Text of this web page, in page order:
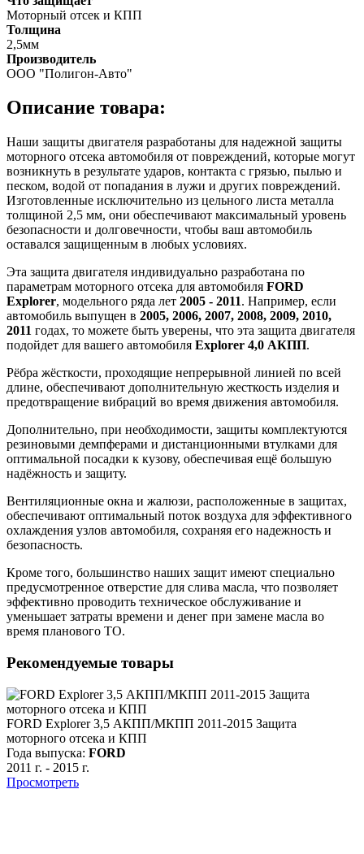
Моторный отсек и КПП
Толщина
2,5мм
Производитель
ООО "Полигон-Авто"
Описание товара:
Наши защиты двигателя разработаны для надежной защиты
моторного отсека автомобиля от повреждений, которые могут
возникнуть в результате ударов, контакта с грязью, пылью и
песком, водой от попадания в лужи и других повреждений.
Изготовленные исключительно из цельного листа металла
толщиной 2,5 мм, они обеспечивают максимальный уровень
безопасности и долговечности, чтобы ваш автомобиль
оставался защищенным в любых условиях.
Эта защита двигателя индивидуально разработана по
параметрам моторного отсека для автомобиля FORD
Explorer, модельного ряда лет 2005 - 2011. Например, если
автомобиль выпущен в 2005, 2006, 2007, 2008, 2009, 2010,
2011 годах, то можете быть уверены, что эта защита двигателя
подойдет для вашего автомобиля Explorer 4,0 АКПП.
Рёбра жёсткости, проходящие непрерывной линией по всей
длине, обеспечивают дополнительную жесткость изделия и
предотвращение вибраций во время движения автомобиля.
Дополнительно, при необходимости, защиты комплектуются
резиновыми демпферами и дистанционными втулками для
оптимальной посадки к кузову, обеспечивая ещё большую
надёжность и защиту.
Вентиляционные окна и жалюзи, расположенные в защитах,
обеспечивают оптимальный поток воздуха для эффективного
охлаждения узлов автомобиля, сохраняя его надежность и
безопасность.
Кроме того, большинство наших защит имеют специально
предусмотренное отверстие для слива масла, что позволяет
эффективно проводить техническое обслуживание и
уменьшает затраты времени и денег при замене масла во
время планового ТО.
Рекомендуемые товары
FORD Explorer 3,5 АКПП/МКПП 2011-2015 Защита
моторного отсека и КПП
Года выпуска: FORD
2011 г. - 2015 г.
Просмотреть